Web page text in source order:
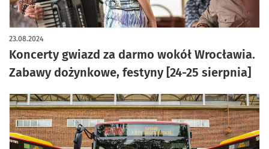
Koncerty gwiazd za darmo wokół Wrocławia.
Zabawy dożynkowe, festyny [24-25 sierpnia]
23.08.2024
artykuł z galerią zdjęć